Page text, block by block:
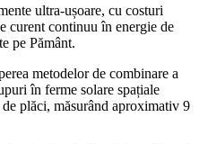
ultra-ușoare, cu costuri
curent continuu în energie de
pe Pământ.
metodelor de combinare a
în ferme solare spațiale
plăci, măsurând aproximativ 9